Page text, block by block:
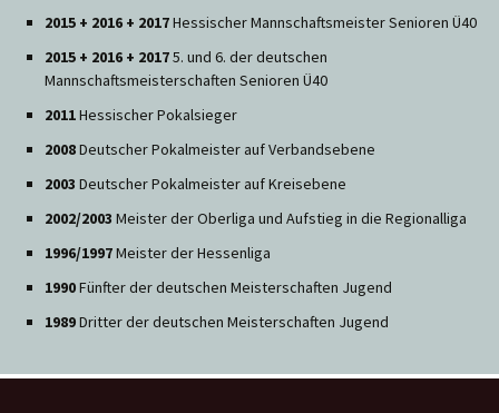
2015 + 2016 + 2017Hessischer Mannschaftsmeister Senioren Ü40
2015 + 2016 + 20175. und 6. der deutschen
Mannschaftsmeisterschaften Senioren Ü40
2011Hessischer Pokalsieger
2008Deutscher Pokalmeister auf Verbandsebene
2003 Deutscher Pokalmeister auf Kreisebene
2002/2003 Meister der Oberliga und Aufstieg in die Regionalliga
1996/1997Meister der Hessenliga
1990Fünfter der deutschen Meisterschaften Jugend
1989Dritter der deutschen Meisterschaften Jugend